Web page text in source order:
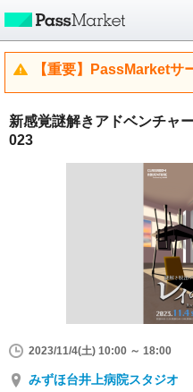
【重要】PassMarketサ
新感覚謎解きアドベンチャ
023
2023/11/4(土) 10:00 ～ 18:00
みずほ台井上病院スタジオ